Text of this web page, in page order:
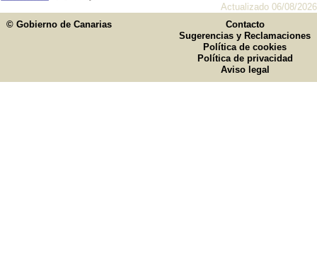
Actualizado 06/08/2026
© Gobierno de Canarias
Contacto
Sugerencias y Reclamaciones
Política de cookies
Política de privacidad
Aviso legal